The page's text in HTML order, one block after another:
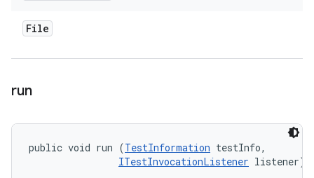
File
run
public void run (TestInformation testInfo,
ITestInvocationListener listener)